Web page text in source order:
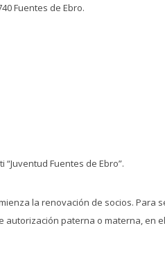
Fuentes de Ebro.
Fuentes de Ebro”.
la renovación de socios.
paterna o materna, en